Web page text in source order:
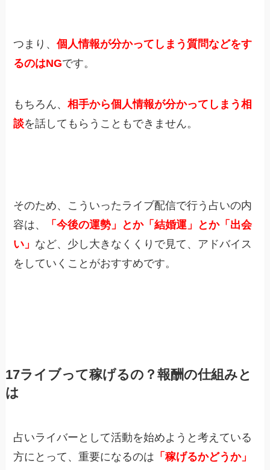
つまり、個人情報が分かってしまう質問などをす
るのはNGです。
もちろん、相手から個人情報が分かってしまう相
談を話してもらうこともできません。
そのため、こういったライブ配信で行う占いの内
容は、
「今後の運勢」とか「結婚運」とか「出会
い」 など、少し大きなくくりで見て、アドバイス
をしていくことがおすすめです。
17ライブって稼げるの？報酬の仕組みと
は
占いライバーとして活動を始めようと考えている
方にとって、重要になるのは 「稼げるかどうか」